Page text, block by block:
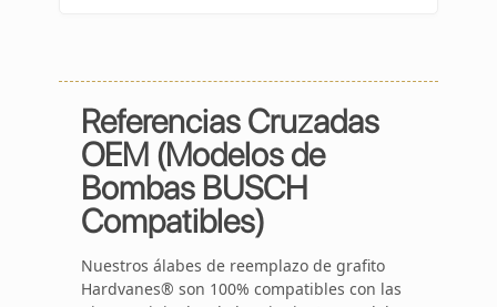
Referencias Cruzadas
OEM (Modelos de
Bombas BUSCH
Compatibles)
Nuestros álabes de reemplazo de grafito
Hardvanes® son 100% compatibles con las